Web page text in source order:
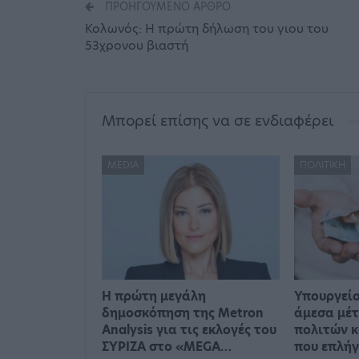
ΠΡΟΗΓΟΎΜΕΝΟ ΆΡΘΡΟ
Κολωνός: Η πρώτη δήλωση του γιου του
53χρονου βιαστή
Μπορεί επίσης να σε ενδιαφέρει
MEDIA
Η πρώτη μεγάλη
δημοσκόπηση της Metron
Analysis για τις εκλογές του
ΣΥΡΙΖΑ στο «MEGA…
ΠΟΛΙΤΙΚΉ
άμεσα
πολιτών
που